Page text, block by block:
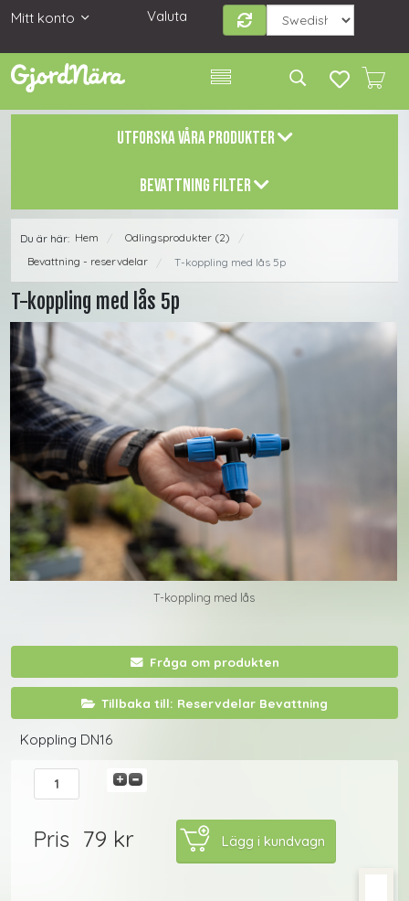
Mitt konto Valuta
UTFORSKA VÅRA PRODUKTER
BEVATTNING FILTER
Du är här: Hem / Odlingsprodukter (2)
/
Bevattning - reservdelar
/ T-koppling med lås 5p
T-koppling med lås 5p
T-koppling med lås
Fråga om produkten
Tillbaka till: Reservdelar Bevattning
Koppling DN16
Pris 79 kr